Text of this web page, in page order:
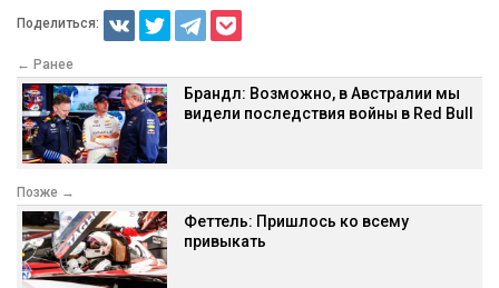
Поделиться:
← Ранее
Брандл: Возможно, в Австралии мы
видели последствия войны в Red Bull
Позже →
Феттель: Пришлось ко всему
привыкать